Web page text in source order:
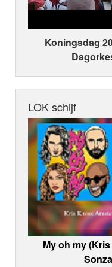
Koningsdag
LOK schijf
My oh my